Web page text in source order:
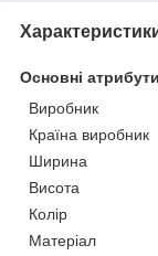
Основні атрибути
Виробник
Країна виробник
Ширина
Висота
Колір
Матеріал